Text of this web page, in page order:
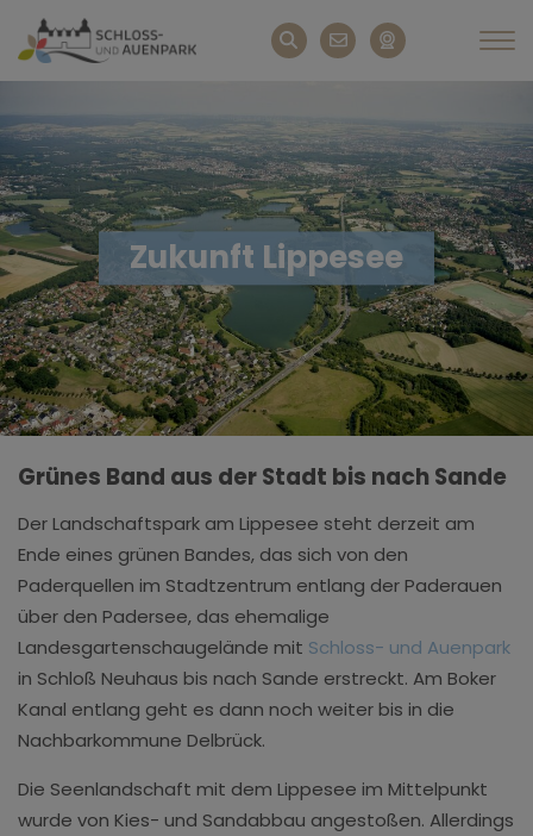
Zukunft Lippesee
Grünes Band aus der Stadt bis nach Sande
Der Landschaftspark am Lippesee steht derzeit am
Ende eines grünen Bandes, das sich von den
Paderquellen im Stadtzentrum entlang der Paderauen
über den Padersee, das ehemalige
Landesgartenschaugelände mit Schloss- und Auenpark
in Schloß Neuhaus bis nach Sande erstreckt. Am Boker
Kanal entlang geht es dann noch weiter bis in die
Nachbarkommune Delbrück.
Die Seenlandschaft mit dem Lippesee im Mittelpunkt
wurde von Kies- und Sandabbau angestoßen. Allerdings